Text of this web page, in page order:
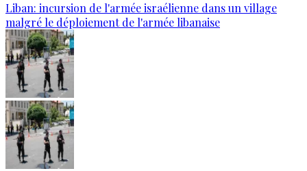
Liban: incursion de l'armée israélienne dans un village
malgré le déploiement de l'armée libanaise